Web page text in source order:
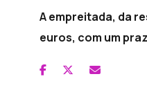
A empreitada, da
euros, com um